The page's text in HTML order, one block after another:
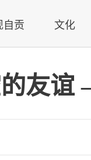
自贡 文化
友